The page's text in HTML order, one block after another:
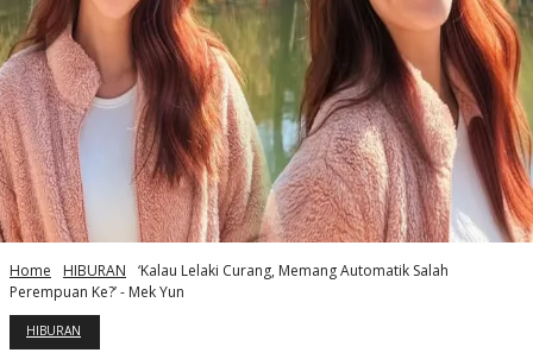
Home HIBURAN
‘Kalau Lelaki Curang, Memang Automatik Salah
Perempuan Ke?’ - Mek Yun
HIBURAN